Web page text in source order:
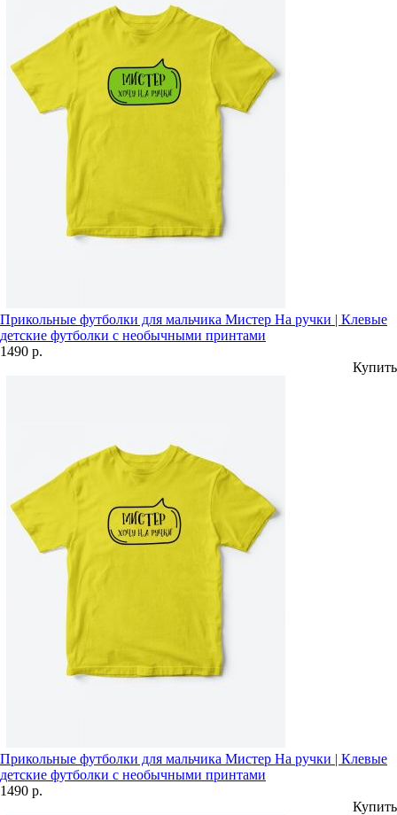
Прикольные футболки для мальчика Мистер На ручки | Клевые
детские футболки с необычными принтами
1490 р.
Купить
Прикольные футболки для мальчика Мистер На ручки | Клевые
детские футболки с необычными принтами
1490 р.
Купить